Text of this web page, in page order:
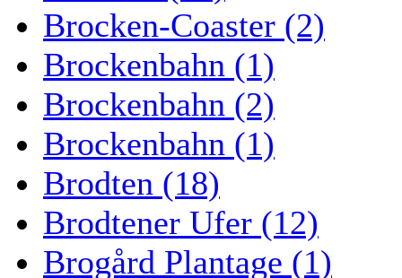
Brocken-Coaster (2)
Brockenbahn (1)
Brockenbahn (2)
Brockenbahn (1)
Brodten (18)
Brodtener Ufer (12)
Brogård Plantage (1)